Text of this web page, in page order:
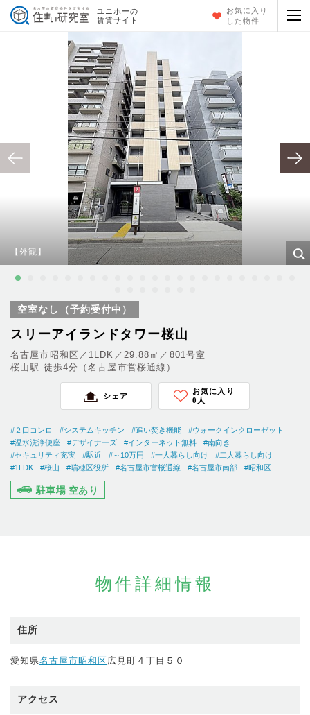
ユニホーの
賃貸サイト
お気に入り
した物件
【外観】
空室なし（予約受付中）
スリーアイランドタワー桜山
名古屋市昭和区／1LDK／29.88㎡／801号室
桜山駅 徒歩4分（名古屋市営桜通線）
シェア
お気に入り
0 人
#２口コンロ #システムキッチン #追い焚き機能
#ウォークインクローゼット
#温水洗浄便座
#デザイナーズ #インターネット無料
#南向き
#セキュリティ充実
#駅近 #～10万円 #一人暮らし向け
#二人暮らし向け
#1LDK
#桜山 #瑞穂区役所 #名古屋市営桜通線 #名古屋市南部 #昭和区
駐車場 空あり
物件詳細情報
住所
愛知県名古屋市昭和区広見町４丁目５０
アクセス